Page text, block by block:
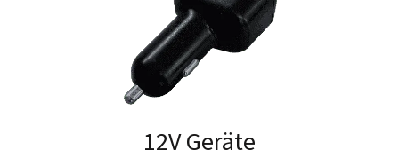
12V Geräte